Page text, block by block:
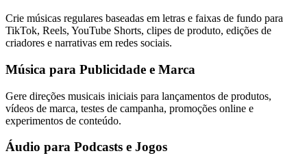
Crie músicas regulares baseadas em letras e faixas de fundo para
TikTok, Reels, YouTube Shorts, clipes de produto, edições de
criadores e narrativas em redes sociais.
Música para Publicidade e Marca
Gere direções musicais iniciais para lançamentos de produtos,
vídeos de marca, testes de campanha, promoções online e
experimentos de conteúdo.
Áudio para Podcasts e Jogos